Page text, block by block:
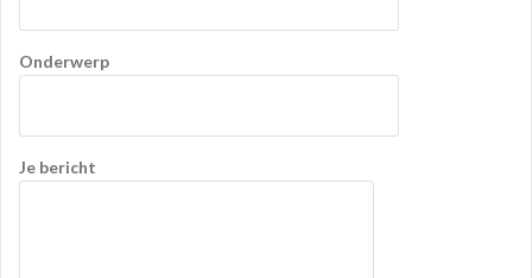
Onderwerp
Je bericht